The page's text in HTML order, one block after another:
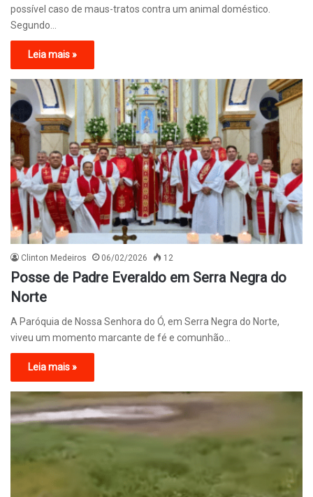
possível caso de maus-tratos contra um animal doméstico.
Segundo…
Leia mais »
Clinton Medeiros 06/02/2026 12
Posse de Padre Everaldo em Serra Negra do
Norte
A Paróquia de Nossa Senhora do Ó, em Serra Negra do Norte,
viveu um momento marcante de fé e comunhão…
Leia mais »